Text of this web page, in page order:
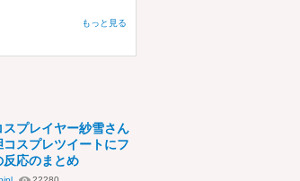
もっと見る
スプレイヤー紗雪さん
コスプレツイートにフ
反応のまとめ